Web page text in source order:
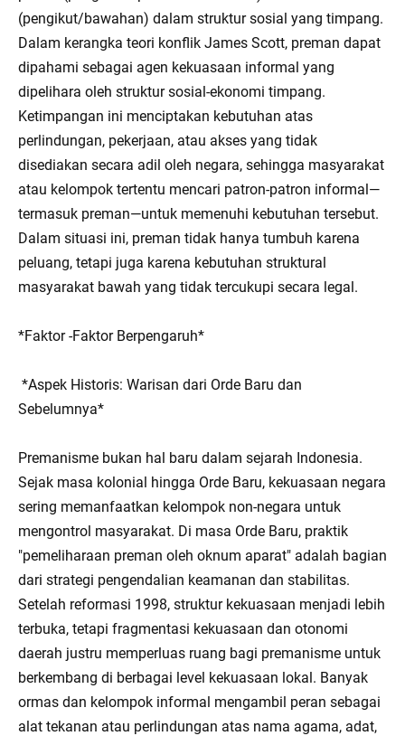
(pengikut/bawahan) dalam struktur sosial yang timpang.
Dalam kerangka teori konflik James Scott, preman dapat
dipahami sebagai agen kekuasaan informal yang
dipelihara oleh struktur sosial-ekonomi timpang.
Ketimpangan ini menciptakan kebutuhan atas
perlindungan, pekerjaan, atau akses yang tidak
disediakan secara adil oleh negara, sehingga masyarakat
atau kelompok tertentu mencari patron-patron informal—
termasuk preman—untuk memenuhi kebutuhan tersebut.
Dalam situasi ini, preman tidak hanya tumbuh karena
peluang, tetapi juga karena kebutuhan struktural
masyarakat bawah yang tidak tercukupi secara legal.
*Faktor -Faktor Berpengaruh*
*Aspek Historis: Warisan dari Orde Baru dan
Sebelumnya*
Premanisme bukan hal baru dalam sejarah Indonesia.
Sejak masa kolonial hingga Orde Baru, kekuasaan negara
sering memanfaatkan kelompok non-negara untuk
mengontrol masyarakat. Di masa Orde Baru, praktik
"pemeliharaan preman oleh oknum aparat" adalah bagian
dari strategi pengendalian keamanan dan stabilitas.
Setelah reformasi 1998, struktur kekuasaan menjadi lebih
terbuka, tetapi fragmentasi kekuasaan dan otonomi
daerah justru memperluas ruang bagi premanisme untuk
berkembang di berbagai level kekuasaan lokal. Banyak
ormas dan kelompok informal mengambil peran sebagai
alat tekanan atau perlindungan atas nama agama, adat,